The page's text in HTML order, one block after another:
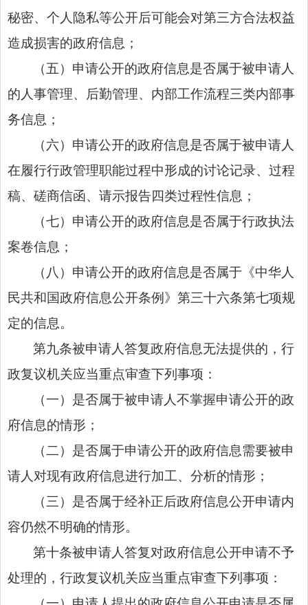
秘密、个人隐私等公开后可能会对第三方合法权益
造成损害的政府信息；
（五）申请公开的政府信息是否属于被申请人
的人事管理、后勤管理、内部工作流程三类内部事
务信息；
（六）申请公开的政府信息是否属于被申请人
在履行行政管理职能过程中形成的讨论记录、过程
稿、磋商信函、请示报告四类过程性信息；
（七）申请公开的政府信息是否属于行政执法
案卷信息；
（八）申请公开的政府信息是否属于《中华人
民共和国政府信息公开条例》第三十六条第七项规
定的信息。
第九条被申请人答复政府信息无法提供的，行
政复议机关应当重点审查下列事项：
（一）是否属于被申请人不掌握申请公开的政
府信息的情形；
（二）是否属于申请公开的政府信息需要被申
请人对现有政府信息进行加工、分析的情形；
（三）是否属于经补正后政府信息公开申请内
容仍然不明确的情形。
第十条被申请人答复对政府信息公开申请不予
处理的，行政复议机关应当重点审查下列事项：